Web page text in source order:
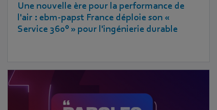
Une nouvelle ère pour la performance de
l'air : ebm‑papst France déploie son «
Service 360° » pour l'ingénierie durable